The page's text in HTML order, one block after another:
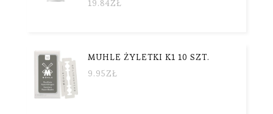
19.84ZŁ
MUHLE ŻYLETKI K1 10 SZT.
9.95ZŁ